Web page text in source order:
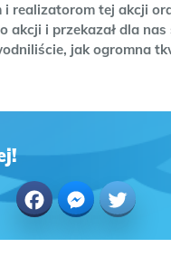
i realizatorom tej akcji
akcji i przekazał dla
jak ogromna
FacebookMessenger
Twitter